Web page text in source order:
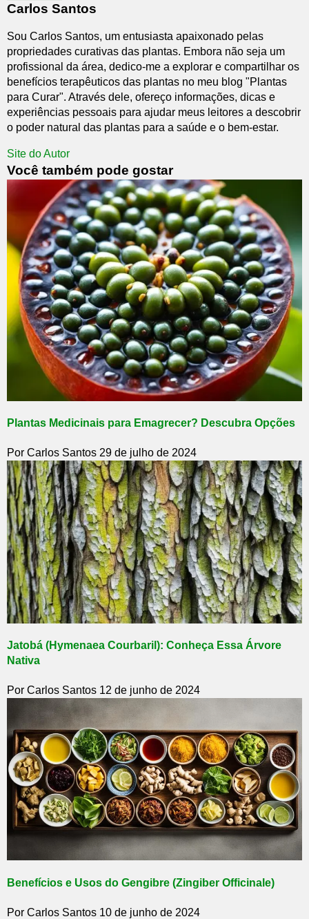
Carlos Santos
Sou Carlos Santos, um entusiasta apaixonado pelas
propriedades curativas das plantas. Embora não seja um
profissional da área, dedico-me a explorar e compartilhar os
benefícios terapêuticos das plantas no meu blog "Plantas
para Curar". Através dele, ofereço informações, dicas e
experiências pessoais para ajudar meus leitores a descobrir
o poder natural das plantas para a saúde e o bem-estar.
Site do Autor
Você também pode gostar
Plantas Medicinais para Emagrecer? Descubra Opções
Por Carlos Santos 29 de julho de 2024
Jatobá (Hymenaea Courbaril): Conheça Essa Árvore
Nativa
Por Carlos Santos 12 de junho de 2024
Benefícios e Usos do Gengibre (Zingiber Officinale)
Por Carlos Santos 10 de junho de 2024